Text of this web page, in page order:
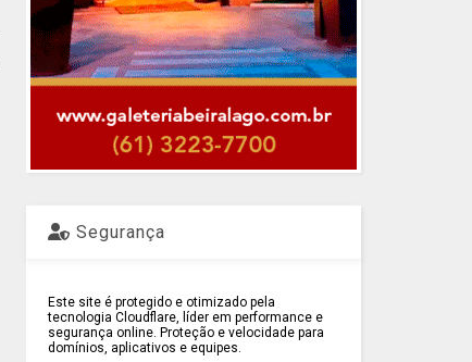
Segurança
Este site é protegido e otimizado pela
tecnologia Cloudflare, líder em performance e
segurança online. Proteção e velocidade para
domínios, aplicativos e equipes.